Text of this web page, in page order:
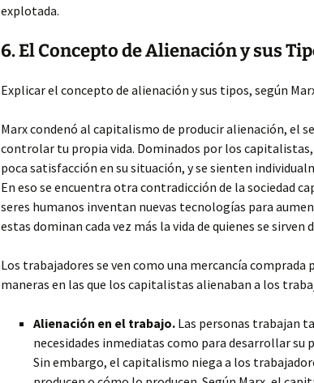
explotada.
6. El Concepto de Alienación y sus
Explicar el concepto de alienación y sus tipos, según
Marx condenó al capitalismo de producir alienación, el
controlar tu propia vida. Dominados por los
poca satisfacción en su situación, y se sienten
En eso se encuentra otra contradicción de la sociedad
seres humanos inventan nuevas tecnologías para
estas dominan cada vez más la vida de quienes se sirven
Los trabajadores se ven como una mercancía
maneras en las que los capitalistas alienaban a los
Alienación en el trabajo. Las personas trabajan
necesidades inmediatas como para desarrollar
Sin embargo, el capitalismo niega a los